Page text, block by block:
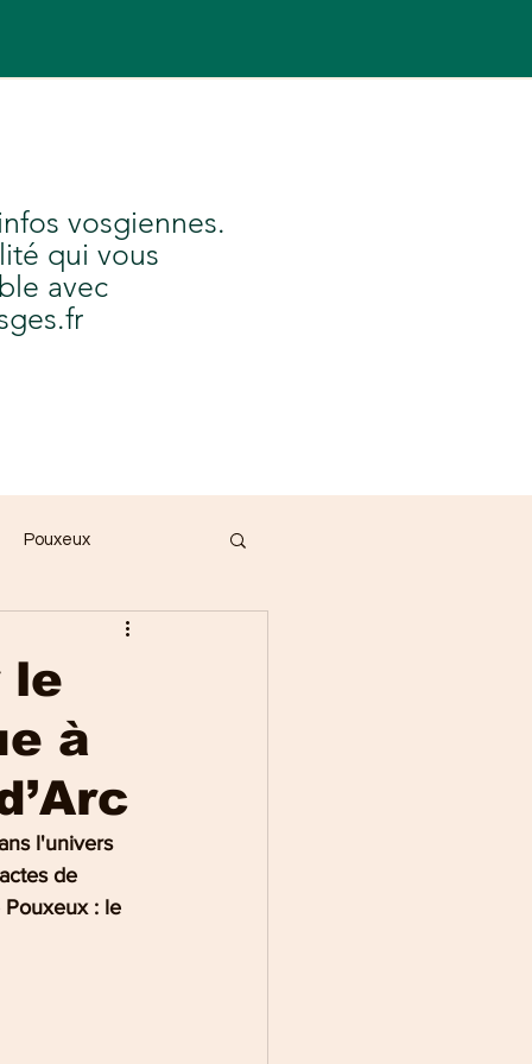
Pouxeux
Vecoux
Gérardmer
le
à
l'univers
de
Pouxeux : le
vosgiennes.
qui vous
avec